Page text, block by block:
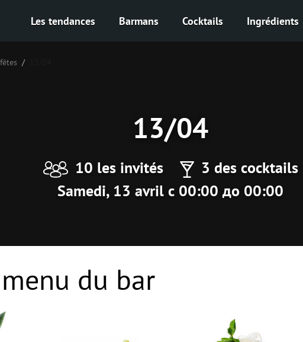
Les tendances Barmans Cocktails Ingrédients
13/04
10 les invités
3 des cocktails
Samedi, 13 avril с 00:00 до 00:00
du bar